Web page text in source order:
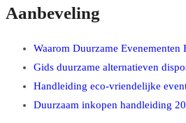
Aanbeveling
Waarom Duurzame Evenementen
Gids duurzame alternatieven
Handleiding eco-vriendelijke
Duurzaam inkopen handleiding